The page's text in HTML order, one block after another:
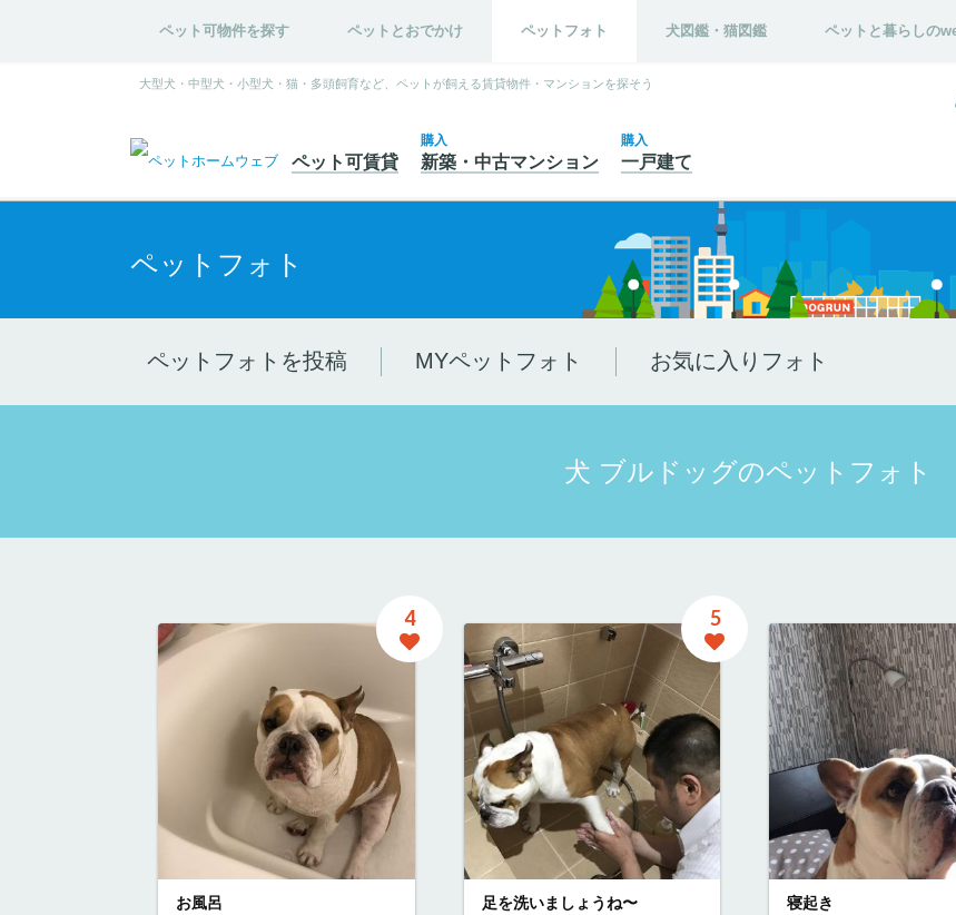
ペット可物件を探す ペットとおでかけ ペットフォト 犬図鑑・猫図鑑 ペットと暮らしの
大型犬・中型犬・小型犬・猫・多頭飼育など、ペットが飼える賃貸物件・マンションを探そう
ペット可賃貸
購入
新築・中古マンション
購入
一戸建て
ペットフォト
ペットフォトを投稿 MYペットフォト お気に入りフォト
犬 ブルドッグのペットフォト
4
お風呂
5
足を洗いましょうね〜 寝起き